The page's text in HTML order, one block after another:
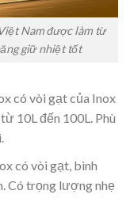
Nam được làm từ
giữ nhiệt tốt
có vòi gạt của Inox
10L đến 100L. Phù
có vòi gạt, bình
Có trọng lượng nhẹ